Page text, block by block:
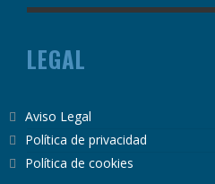
LEGAL
Aviso Legal
Política de privacidad
Política de cookies